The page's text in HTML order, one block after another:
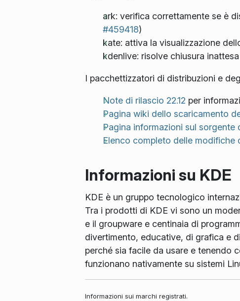
ark: verifica correttamente se è
#459418)
kate: attiva la visualizzazione
kdenlive: risolve chiusura
I pacchettizzatori di distribuzioni e
Note di rilascio 22.12 per
Pagina wiki dello scaricamento
Pagina informazioni sul sorgente
Elenco completo delle modifiche
Informazioni su KDE
KDE è un gruppo tecnologico
Tra i prodotti di KDE vi sono un
e il groupware e centinaia di
divertimento, educative, di grafica e
perché sia facile da usare e tenendo
funzionano nativamente su sistemi
Informazioni sui marchi registrati.